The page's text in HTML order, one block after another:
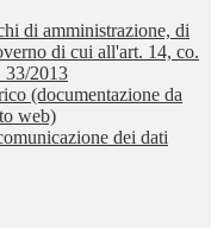
di amministrazione, di
di cui all'art. 14, co.
33/2013
(documentazione da
web)
dei dati